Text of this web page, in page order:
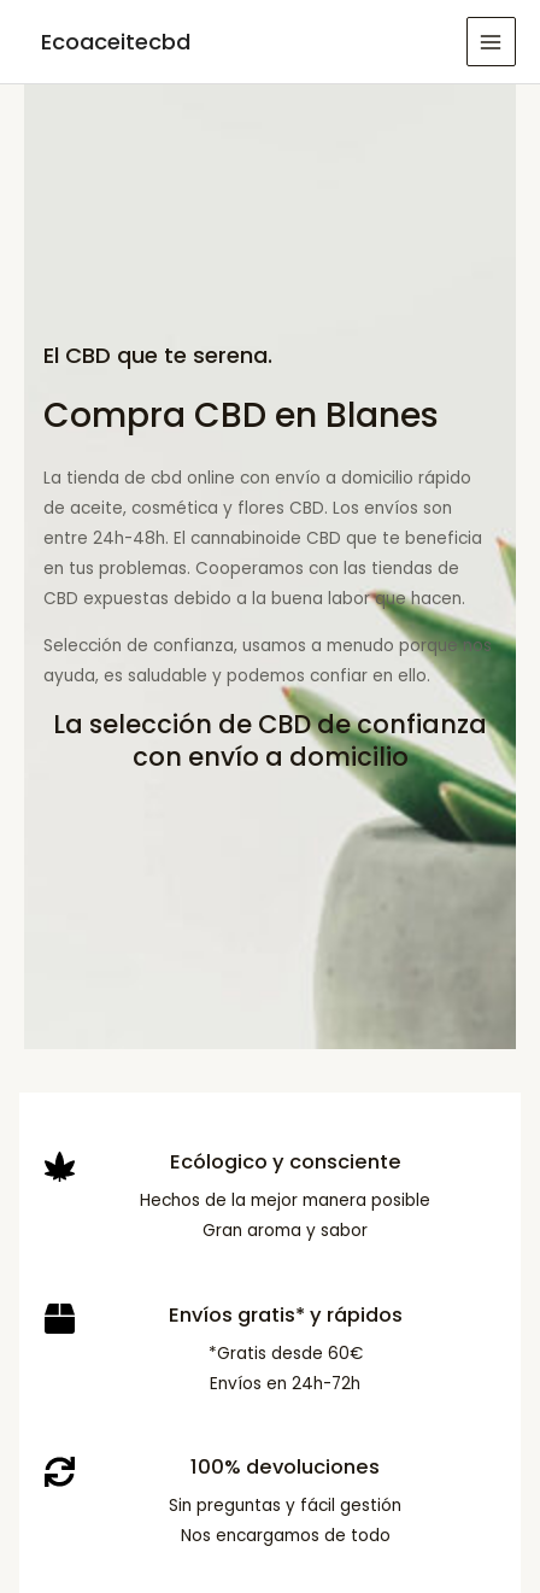
Ecoaceitecbd
El CBD que te serena.
Compra CBD en Blanes
La tienda de cbd online con envío a domicilio rápido
de aceite, cosmética y flores CBD. Los envíos son
entre 24h-48h. El cannabinoide CBD que te beneficia
en tus problemas. Cooperamos con las tiendas de
CBD expuestas debido a la buena labor que hacen.
Selección de confianza, usamos a menudo porque nos
ayuda, es saludable y podemos confiar en ello.
La selección de CBD de confianza
con envío a domicilio
Ecólogico y consciente
Hechos de la mejor manera posible
Gran aroma y sabor
Envíos gratis* y rápidos
*Gratis desde 60€
Envíos en 24h-72h
100% devoluciones
Sin preguntas y fácil gestión
Nos encargamos de todo